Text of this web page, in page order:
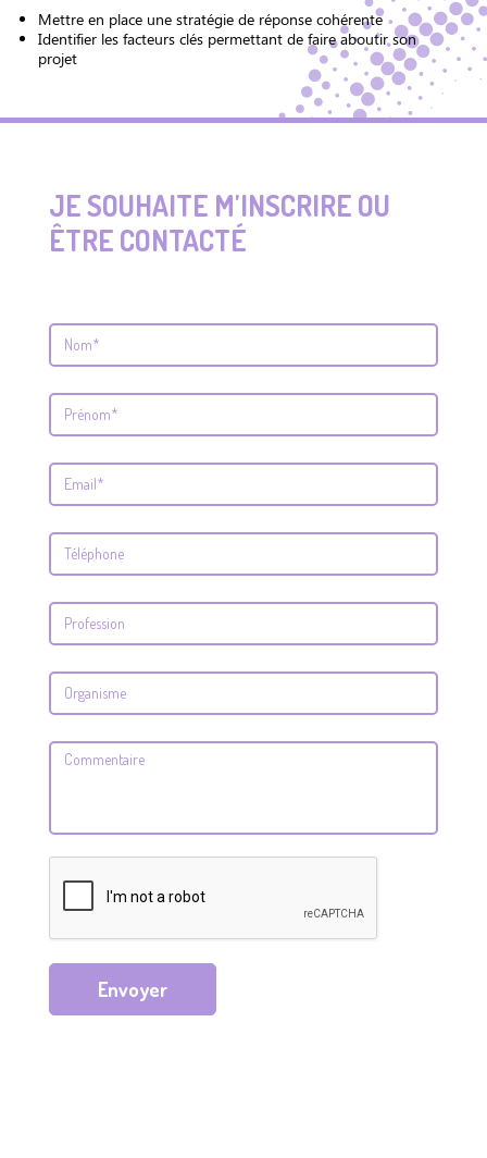
Mettre en place une stratégie de réponse cohérente
Identifier les facteurs clés permettant de faire aboutir son
projet
JE SOUHAITE M'INSCRIRE OU
ÊTRE CONTACTÉ
Envoyer